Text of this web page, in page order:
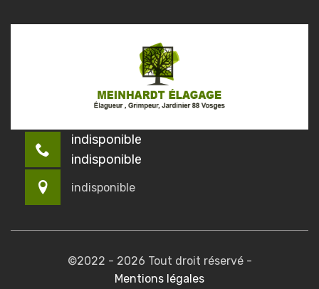
indisponible
indisponible
indisponible
©2022 - 2026 Tout droit réservé -
Mentions légales